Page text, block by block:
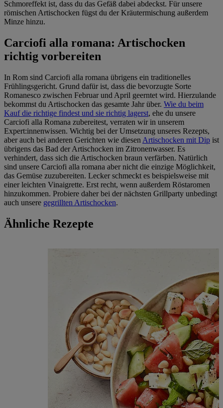
Schmoreffekt ist, dass du das Gefäß dabei abdeckst. Für unsere
römischen Artischocken fügst du der Kräutermischung außerdem
Minze hinzu.
Carciofi alla romana: Artischocken
richtig vorbereiten
In Rom sind Carciofi alla romana übrigens ein traditionelles
Frühlingsgericht. Grund dafür ist, dass die bevorzugte Sorte
Romanesco zwischen Februar und April geerntet wird. Hierzulande
bekommst du Artischocken das gesamte Jahr über. Wie du beim
Kauf die richtige findest und sie richtig lagerst, ehe du unsere
Carciofi alla Romana zubereitest, verraten wir in unserem
Expert:innenwissen. Wichtig bei der Umsetzung unseres Rezepts,
aber auch bei anderen Gerichten wie diesen Artischocken mit Dip ist
übrigens das Bad der Artischocken im Zitronenwasser. Es
verhindert, dass sich die Artischocken braun verfärben. Natürlich
sind unsere Carciofi alla romana aber nicht die einzige Möglichkeit,
das Gemüse zuzubereiten. Lecker schmeckt es beispielsweise mit
einer leichten Vinaigrette. Erst recht, wenn außerdem Röstaromen
hinzukommen. Probiere daher bei der nächsten Grillparty unbedingt
auch unsere gegrillten Artischocken.
Ähnliche Rezepte